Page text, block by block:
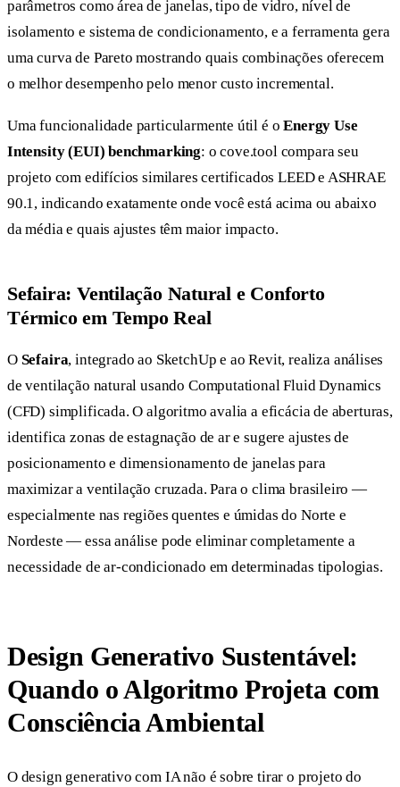
parâmetros como área de janelas, tipo de vidro, nível de
isolamento e sistema de condicionamento, e a ferramenta gera
uma curva de Pareto mostrando quais combinações oferecem
o melhor desempenho pelo menor custo incremental.
Uma funcionalidade particularmente útil é oEnergy Use
Intensity (EUI) benchmarking: o cove.tool compara seu
projeto com edifícios similares certificados LEED e ASHRAE
90.1, indicando exatamente onde você está acima ou abaixo
da média e quais ajustes têm maior impacto.
Sefaira: Ventilação Natural e Conforto
Térmico em Tempo Real
O Sefaira, integrado ao SketchUp e ao Revit, realiza análises
de ventilação natural usando Computational Fluid Dynamics
(CFD) simplificada. O algoritmo avalia a eficácia de aberturas,
identifica zonas de estagnação de ar e sugere ajustes de
posicionamento e dimensionamento de janelas para
maximizar a ventilação cruzada. Para o clima brasileiro —
especialmente nas regiões quentes e úmidas do Norte e
Nordeste — essa análise pode eliminar completamente a
necessidade de ar-condicionado em determinadas tipologias.
Design Generativo Sustentável:
Quando o Algoritmo Projeta com
Consciência Ambiental
O design generativo com IA não é sobre tirar o projeto do